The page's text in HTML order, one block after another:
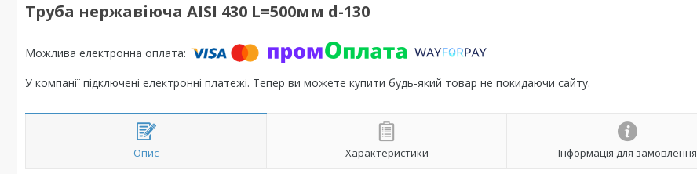
Труба нержавіюча AISI 430 L=500мм d-130
У компанії підключені електронні платежі. Тепер ви можете купити будь-який товар не покидаючи сайту.
Опис Характеристики Інформація для замовлення